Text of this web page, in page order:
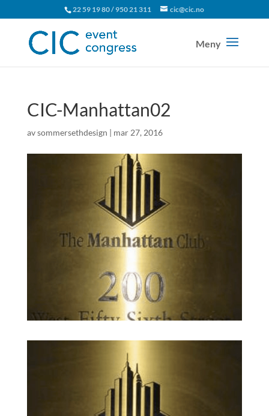
22 59 19 80 / 950 21 311 cic@cic.no
CIC-Manhattan02
avsommersethdesign | mar 27, 2016